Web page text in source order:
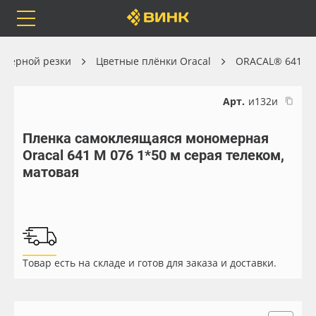
Каталог
Orafol
Доставка
Весь каталог
Рулонные материалы
Листовые материалы
резки Цветные плёнки Oracal ORACAL® 641
Арт. и132и
Пленка самоклеящаяся мономерная
Oracal 641 M 076 1*50 м серая телеком,
матовая
Товар есть на складе и готов для заказа и доставки.